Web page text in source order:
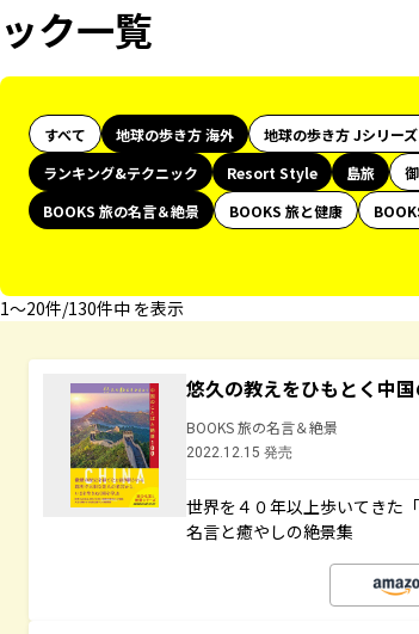
ック一覧
すべて 地球の歩き方 海外 地球の歩き方 Jシリーズ
ランキング&テクニック
Resort Style 島旅
BOOKS 旅の名言＆絶景
BOOKS 旅と健康
1〜20件/130件中 を表示
悠久の教えをひもとく中
BOOKS 旅の名言＆絶景
2022.12.15 発売
世界を４０年以上歩いてきた
名言と癒やしの絶景集